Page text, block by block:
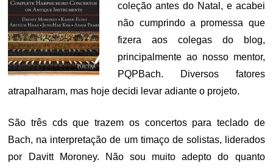
coleção antes do Natal, e acabei
não cumprindo a promessa que
fizera aos colegas do blog,
principalmente ao nosso mentor,
PQPBach. Diversos fatores
atrapalharam, mas hoje decidi levar adiante o projeto.
São três cds que trazem os concertos para teclado de
Bach, na interpretação de um timaço de solistas, liderados
por Davitt Moroney. Não sou muito adepto do quanto